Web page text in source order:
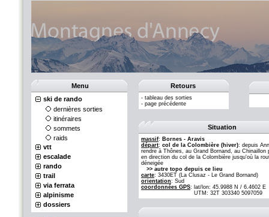
Menu
ski de rando
dernières sorties
itinéraires
sommets
raids
vtt
escalade
rando
trail
via ferrata
alpinisme
dossiers
Retours
- tableau des sorties
- page précédente
Situation
massif: Bornes - Aravis
départ: col de la Colombière (hiver): depuis
rendre à Thônes, au Grand Bornand, au Chinaillon
en direction du col de la Colombière jusqu'où la
déneigée
>> autre topo depuis ce lieu
carte: 3430ET (La Clusaz - Le Grand Bornand)
orientation: Sud
coordonnées GPS: lat/lon: 45.9988 N / 6.4602 E
UTM: 32T 303340 5097059